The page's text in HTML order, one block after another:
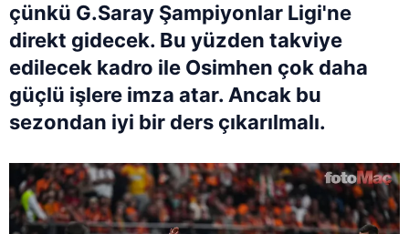
çünkü G.Saray Şampiyonlar Ligi'ne
direkt gidecek. Bu yüzden takviye
edilecek kadro ile Osimhen çok daha
güçlü işlere imza atar. Ancak bu
sezondan iyi bir ders çıkarılmalı.